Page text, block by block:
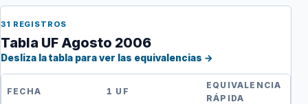
31 REGISTROS
Tabla UF Agosto 2006
Desliza la tabla para ver las equivalencias →
FECHA 1 UF
EQUIVALENCIA
RÁPIDA